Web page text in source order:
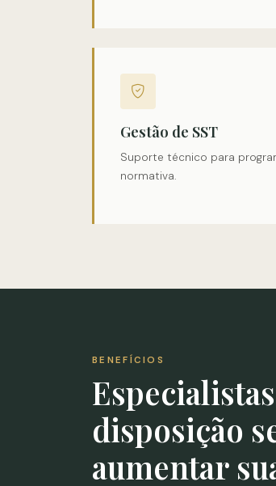
Gestão de SST
Suporte técnico para
normativa.
BENEFÍCIOS
disposição
aumentar